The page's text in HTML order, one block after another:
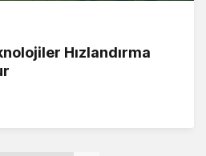
Hızlandırma